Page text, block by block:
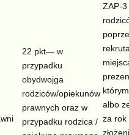
22 pkt— w
przypadku
obydwojga
rodziców/opiekunów
prawnych oraz w
przypadku rodzica /
ZAP-
albo
za rok